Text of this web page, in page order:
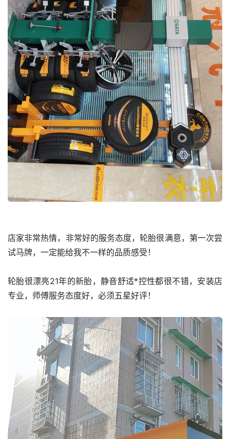
店家非常热情，非常好的服务态度，轮胎很满意，第一次尝
试马牌，一定能给我不一样的品质感受！
轮胎很漂亮21年的新胎，静音舒适*控性都很不错，安装店
专业，师傅服务态度好，必须五星好评！